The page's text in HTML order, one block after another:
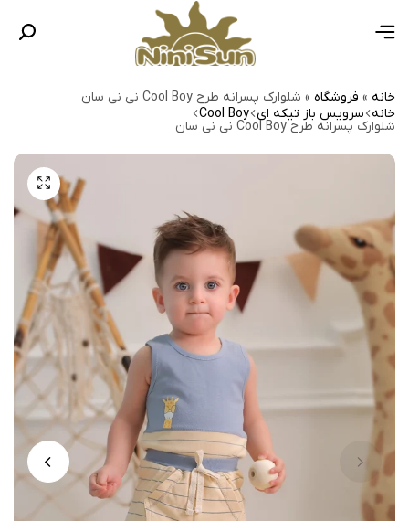
خانه » فروشگاه » شلوارک پسرانه طرح Cool Boy نی نی سان
خانه سرویس باز تیکه ای Cool Boy
شلوارک پسرانه طرح Cool Boy نی نی سان